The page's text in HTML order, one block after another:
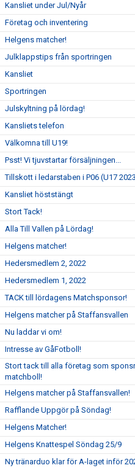
Kansliet under Jul/Nyår
Företag och inventering
Helgens matcher!
Julklappstips från sportringen
Kansliet
Sportringen
Julskyltning på lördag!
Kansliets telefon
Välkomna till U19!
Psst! Vi tjuvstartar försäljningen...
Tillskott i ledarstaben i P06 (U17
Kansliet höststängt
Stort Tack!
Alla Till Vallen på Lördag!
Helgens matcher!
Hedersmedlem 2, 2022
Hedersmedlem 1, 2022
TACK till lördagens Matchsponsor!
Helgens matcher på Staffansvallen
Nu laddar vi om!
Intresse av GåFotboll!
Stort tack till alla företag som
matchboll!
Helgens matcher på Staffansvallen!
Rafflande Uppgör på Söndag!
Helgens Matcher!
Helgens Knattespel Söndag 25/9
Ny tränarduo klar för A-laget inför